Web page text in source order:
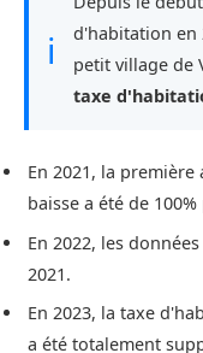
ℹ
d'habitation en
petit village de
taxe
En 2021, la
baisse a été de
En 2022, les
2021.
En 2023, la taxe
a été totalement